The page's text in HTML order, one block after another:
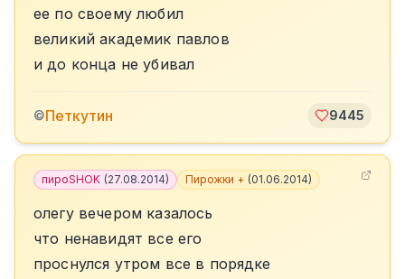
ее по своему любил
великий академик павлов
и до конца не убивал
©Петкутин 9445
пироSHOK (27.08.2014) Пирожки + (01.06.2014)
олегу вечером казалось
что ненавидят все его
проснулся утром все в порядке